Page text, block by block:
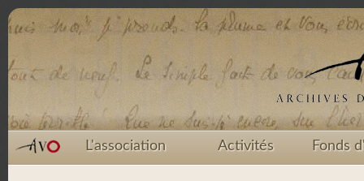
L'association Activités Fonds